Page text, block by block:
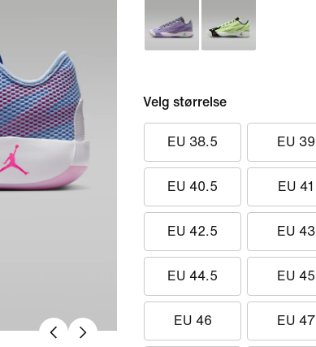
Velg størrelse
EU 38.5 EU 39
EU 40.5 EU 41
EU 42.5 EU 43
EU 44.5 EU 45
EU 46 EU 47